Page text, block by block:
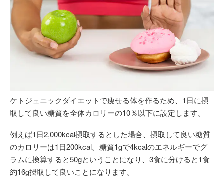
ケトジェニックダイエットで痩せる体を作るため、1日に摂
取して良い糖質を全体カロリーの10％以下に設定します。
例えば1日2,000kcal摂取するとした場合、摂取して良い糖質
のカロリーは1日200kcal。糖質1gで4kcalのエネルギーでグ
ラムに換算すると50gということになり、3食に分けると1食
約16g摂取して良いことになります。